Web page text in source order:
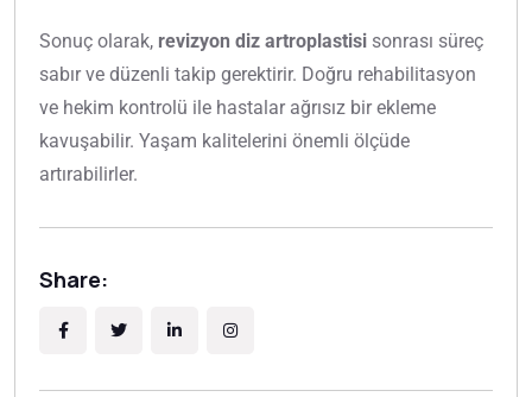
Sonuç olarak, revizyon diz artroplastisi sonrası süreç
sabır ve düzenli takip gerektirir. Doğru rehabilitasyon
ve hekim kontrolü ile hastalar ağrısız bir ekleme
kavuşabilir. Yaşam kalitelerini önemli ölçüde
artırabilirler.
Share: